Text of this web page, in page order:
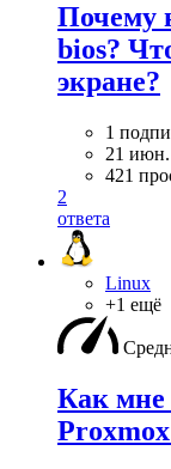
Почему
bios?
экране?
1
21 июн.
421
2
ответа
Linux
+1 ещё
Как мне